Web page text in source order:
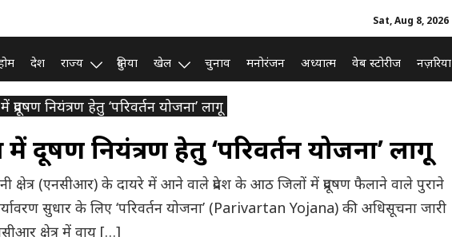
Sat, Aug 8, 2026
देश राज्य दुनिया खेल चुनाव मनोरंजन अध्यात्म वेब स्टोरीज नज़रिया
प्रदूषण नियंत्रण हेतु ‘परिवर्तन योजना’ लागू
में प्रदूषण नियंत्रण हेतु ‘परिवर्तन योजना’ लागू
क्षेत्र (एनसीआर) के दायरे में आने वाले प्रदेश के आठ जिलों में प्रदूषण फैलाने वाले पुराने
सुधार के लिए ‘परिवर्तन योजना’ (Parivartan Yojana) की अधिसूचना जारी
क्षेत्र में वायु […]